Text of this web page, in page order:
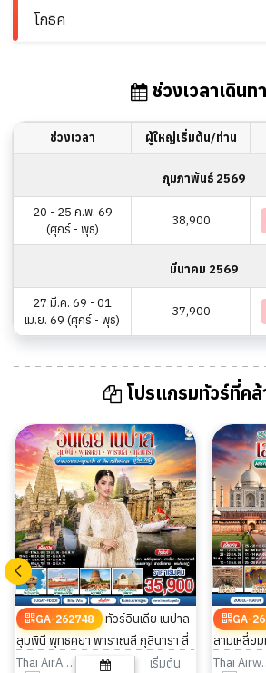
โกธิค
ช่วงเวลาเดินท
ช่วงเวลา ผู้ใหญ่เริ่มต้น/ท่าน
กุมภาพันธ์ 2569
20 - 25 ก.พ. 69
(ศุกร์ - พุธ)
38,900
มีนาคม 2569
27 มี.ค. 69 - 01
เม.ย. 69 (ศุกร์ - พุธ)
37,900
โปรแกรมทัวร์ที่คล้
GA-262748
ทัวร์อินเดีย เนปาล
ลุมพินี พุทธคยา พาราณสี กุสินารา สี่
พุทธสังเวชนียสถาน 8วัน 7คืน
Thai AirAsia
เริ่มต้น
GA-
สามเหลี่ย
4วัน 2คืน